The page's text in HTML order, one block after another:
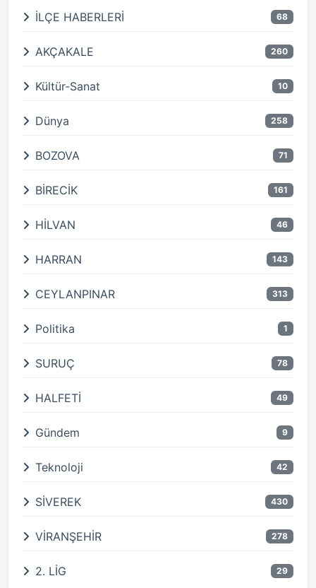
İLÇE HABERLERİ 68
AKÇAKALE 260
Kültür-Sanat 10
Dünya 258
BOZOVA 71
BİRECİK 161
HİLVAN 46
HARRAN 143
CEYLANPINAR 313
Politika 1
SURUÇ 78
HALFETİ 49
Gündem 9
Teknoloji 42
SİVEREK 430
VİRANŞEHİR 278
2. LİG 29